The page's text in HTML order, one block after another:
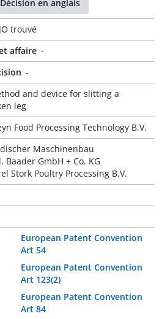
Décision en anglais
trouvé
affaire -
-
and device for slitting a
leg
Food Processing Technology B.V.
Maschinenbau
Baader GmbH + Co. KG
Stork Poultry Processing B.V.
European Patent Convention
Art 54
European Patent Convention
Art 123(2)
European Patent Convention
Art 84